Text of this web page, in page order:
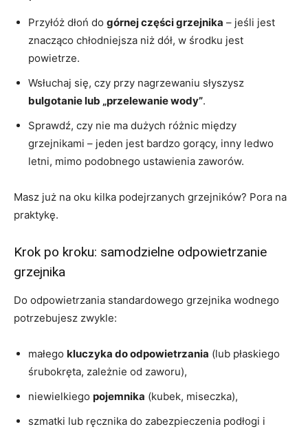
Przyłóż dłoń do górnej części grzejnika – jeśli jest
znacząco chłodniejsza niż dół, w środku jest
powietrze.
Wsłuchaj się, czy przy nagrzewaniu słyszysz
bulgotanie lub „przelewanie wody”.
Sprawdź, czy nie ma dużych różnic między
grzejnikami – jeden jest bardzo gorący, inny ledwo
letni, mimo podobnego ustawienia zaworów.
Masz już na oku kilka podejrzanych grzejników? Pora na
praktykę.
Krok po kroku: samodzielne odpowietrzanie
grzejnika
Do odpowietrzania standardowego grzejnika wodnego
potrzebujesz zwykle:
małego kluczyka do odpowietrzania (lub płaskiego
śrubokręta, zależnie od zaworu),
niewielkiego pojemnika (kubek, miseczka),
szmatki lub ręcznika do zabezpieczenia podłogi i